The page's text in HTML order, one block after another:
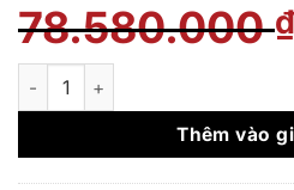
78.580.000₫
Phòng tắm xông hơi GOVERN K-
Thêm vào